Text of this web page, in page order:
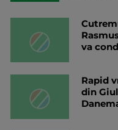
va
Rapid
din